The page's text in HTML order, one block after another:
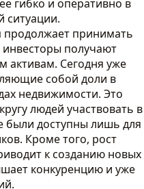
гибко и оперативно в
ситуации.
продолжает принимать
получают
активам. Сегодня уже
собой доли в
недвижимости. Это
людей участвовать в
были доступны лишь для
Кроме того, рост
к созданию новых
конкуренцию и уже